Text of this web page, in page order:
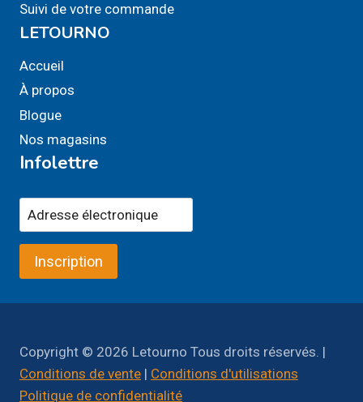
Suivi de votre commande
LETOURNO
Accueil
À propos
Blogue
Nos magasins
Infolettre
Inscription
Copyright © 2026 Letourno Tous droits réservés. |
Conditions de vente | Conditions d'utilisations
Politique de confidentialité